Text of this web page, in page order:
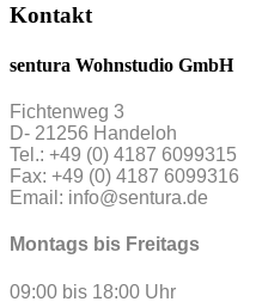
Kontakt
sentura Wohnstudio GmbH
Fichtenweg 3
D- 21256 Handeloh
Tel.: +49 (0) 4187 6099315
Fax: +49 (0) 4187 6099316
Email: info@sentura.de
Montags bis Freitags
09:00 bis 18:00 Uhr